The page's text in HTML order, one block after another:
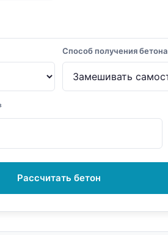
Способ получения бетона
Рассчитать бетон